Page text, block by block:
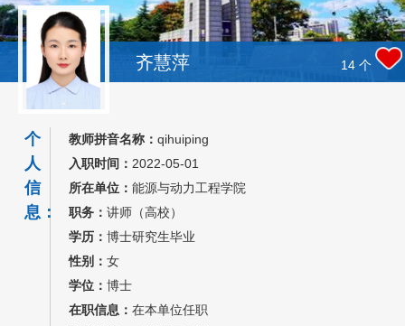
教学研究
获奖信息
招生信息
学生信息
我的相册
教师博客
齐慧萍 14 个
个
人
信
息：
教师拼音名称： qihuiping
入职时间： 2022-05-01
所在单位： 能源与动力工程学院
职务： 讲师（高校）
学历： 博士研究生毕业
性别： 女
学位： 博士
在职信息： 在本单位任职